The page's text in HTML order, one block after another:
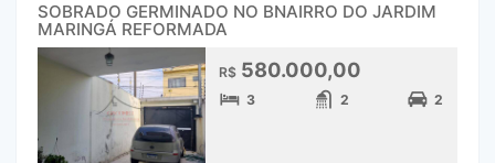
SOBRADO GERMINADO NO BNAIRRO DO JARDIM
MARINGÁ REFORMADA
R$ 580.000,00
3 2 2